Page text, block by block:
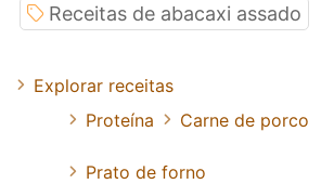
Receitas de abacaxi assado
Explorar receitas
Proteína
Carne de porco
Prato de forno